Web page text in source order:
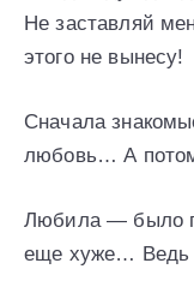
Не заставляй
этого не вынесу!
Сначала
любовь… А
Любила — было
еще хуже… Ведь